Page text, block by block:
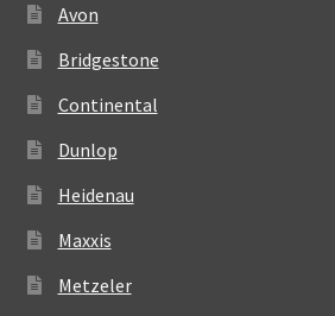
Avon
Bridgestone
Continental
Dunlop
Heidenau
Maxxis
Metzeler